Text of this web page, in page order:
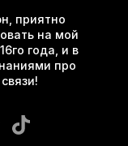
приятно
на мой
года, и в
про